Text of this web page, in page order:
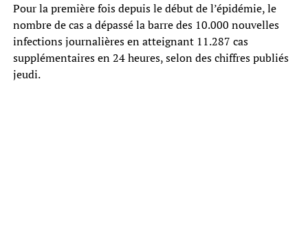
Pour la première fois depuis le début de l’épidémie, le
nombre de cas a dépassé la barre des 10.000 nouvelles
infections journalières en atteignant 11.287 cas
supplémentaires en 24 heures, selon des chiffres publiés
jeudi.